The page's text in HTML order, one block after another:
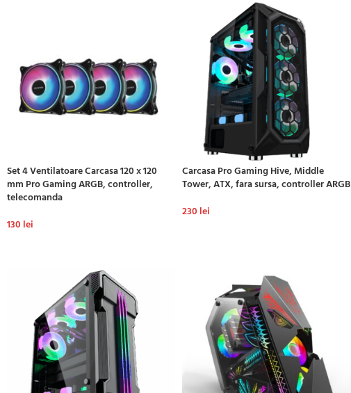
Set 4 Ventilatoare Carcasa 120 x 120
mm Pro Gaming ARGB, controller,
telecomanda
130 lei
Carcasa Pro Gaming Hive, Middle
Tower, ATX, fara sursa, controller ARGB
230 lei